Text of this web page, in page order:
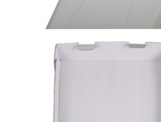
PRIVACY
POLICY